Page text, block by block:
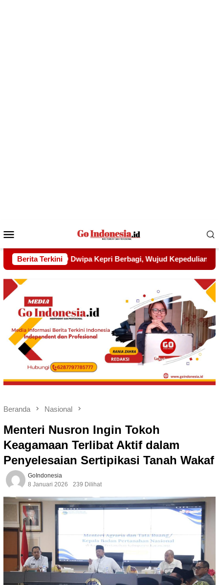
Mobile
Berita Terkini
Kepedulian kepada Pondok Tahfidz Yatim dan Dhuafa
Beranda Nasional
Menteri Nusron Ingin Tokoh
Keagamaan Terlibat Aktif dalam
Penyelesaian Sertipikasi Tanah Wakaf
GoIndonesia
8 Januari 2026
239 Dilihat